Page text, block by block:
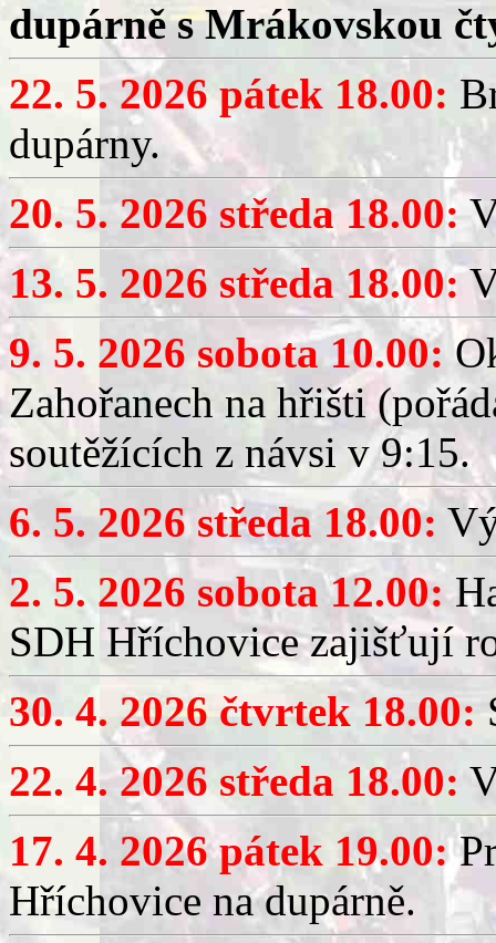
dupárně s Mrákovskou
22. 5. 2026 pátek 18.00:
dupárny.
20. 5. 2026 středa 18.00:
13. 5. 2026 středa 18.00:
9. 5. 2026 sobota 10.00:
Zahořanech na hřišti
soutěžících z návsi v 9:15.
6. 5. 2026 středa 18.00:
2. 5. 2026 sobota 12.00:
SDH Hříchovice zajišťují
30. 4. 2026 čtvrtek 18.00:
22. 4. 2026 středa 18.00:
17. 4. 2026 pátek 19.00:
Hříchovice na dupárně.